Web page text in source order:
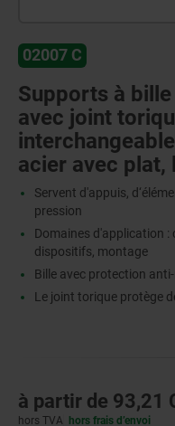
02007 C
Supports à
avec joint
acier avec plat,
Servent d'appuis,
pression
Domaines d'application
dispositifs, montage
Bille avec protection
Le joint torique protège
à partir de 93,21
hors TVA hors frais d’envoi